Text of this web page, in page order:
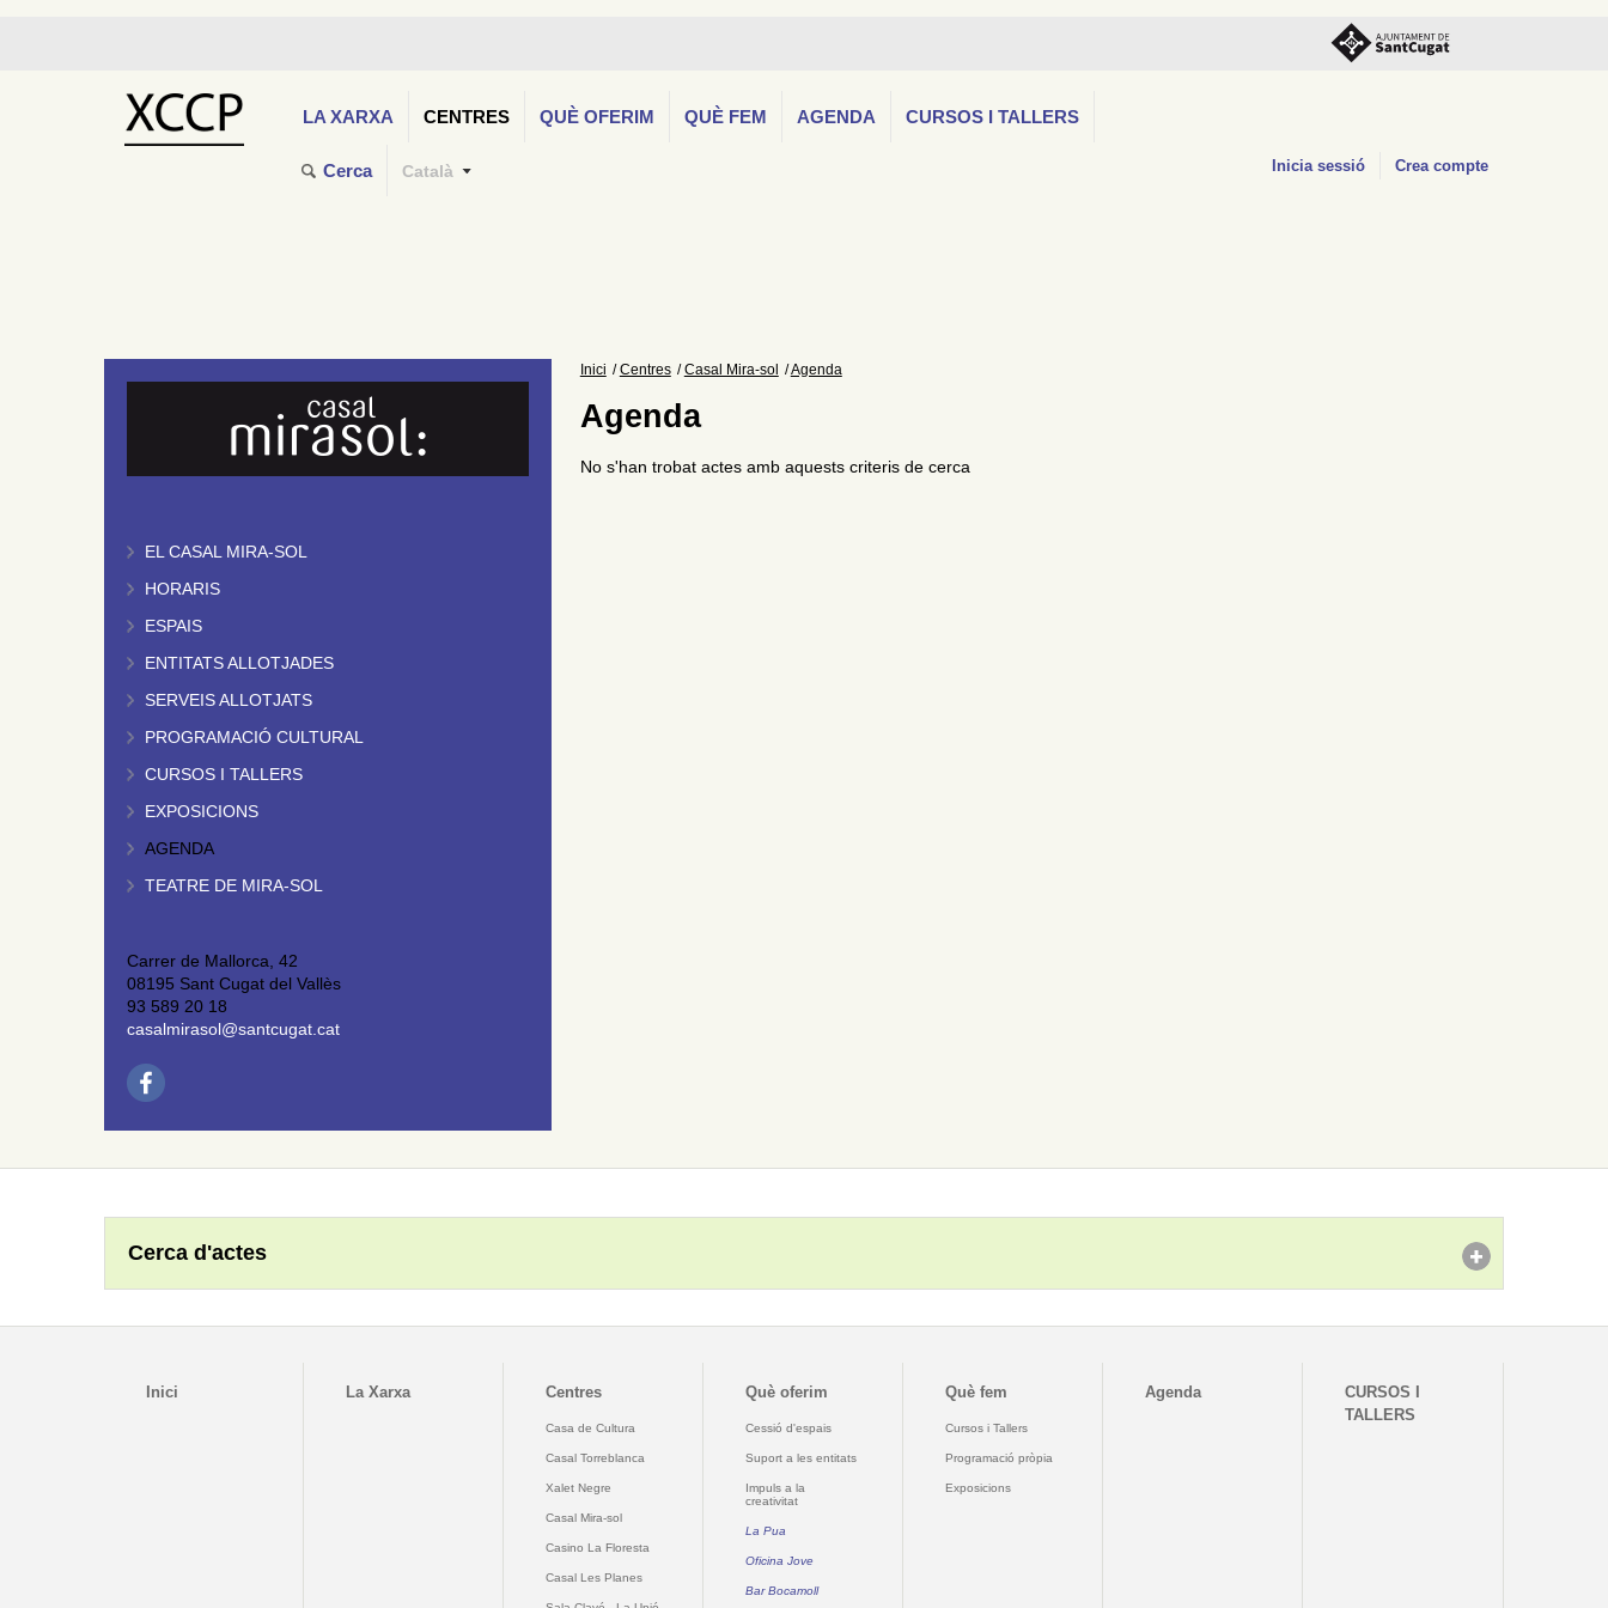
LA XARXA CENTRES QUÈ OFERIM QUÈ FEM AGENDA CURSOS I TALLERS
Cerca Català Inicia sessió Crea compte
EL CASAL MIRA-SOL
HORARIS
ESPAIS
ENTITATS ALLOTJADES
SERVEIS ALLOTJATS
PROGRAMACIÓ CULTURAL
CURSOS I TALLERS
EXPOSICIONS
AGENDA
TEATRE DE MIRA-SOL
Carrer de Mallorca, 42
08195 Sant Cugat del Vallès
93 589 20 18
casalmirasol@santcugat.cat
Inici Centres Casal Mira-sol Agenda
Agenda
No s'han trobat actes amb aquests criteris de cerca
Cerca d'actes
Inici La Xarxa Centres
Casa de Cultura
Casal Torreblanca
Xalet Negre
Casal Mira-sol
Casino La Floresta
Casal Les Planes
Què oferim
Cessió d'espais
Suport a les entitats
Impuls a la
creativitat
La Pua
Oficina Jove
Bar Bocamoll
Què fem
Cursos i Tallers
Programació pròpia
Exposicions
Agenda
CURSOS I
TALLERS